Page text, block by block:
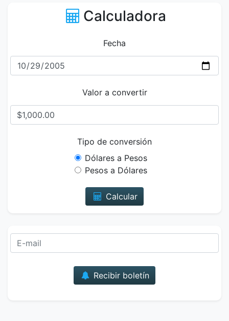
Calculadora
Fecha
Valor a convertir
Tipo de conversión
Dólares a Pesos
Pesos a Dólares
Calcular
Recibir boletín